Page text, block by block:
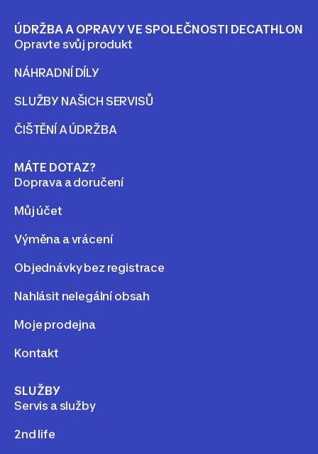
ÚDRŽBA A OPRAVY VE SPOLEČNOSTI DECATHLON
Opravte svůj produkt
NÁHRADNÍ DÍLY
SLUŽBY NAŠICH SERVISŮ
ČIŠTĚNÍ A ÚDRŽBA
MÁTE DOTAZ?
Doprava a doručení
Můj účet
Výměna a vrácení
Objednávky bez registrace
Nahlásit nelegální obsah
Moje prodejna
Kontakt
SLUŽBY
Servis a služby
2nd life